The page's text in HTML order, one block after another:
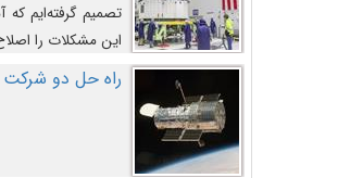
تصمیم گرفته‌ایم که
این مشکلات را
راه حل دو شرکت